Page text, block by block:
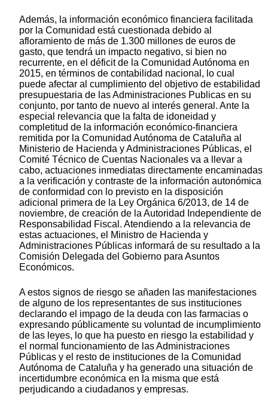
Además, la información económico financiera facilitada
por la Comunidad está cuestionada debido al
afloramiento de más de 1.300 millones de euros de
gasto, que tendrá un impacto negativo, si bien no
recurrente, en el déficit de la Comunidad Autónoma en
2015, en términos de contabilidad nacional, lo cual
puede afectar al cumplimiento del objetivo de estabilidad
presupuestaria de las Administraciones Publicas en su
conjunto, por tanto de nuevo al interés general. Ante la
especial relevancia que la falta de idoneidad y
completitud de la información económico-financiera
remitida por la Comunidad Autónoma de Cataluña al
Ministerio de Hacienda y Administraciones Públicas, el
Comité Técnico de Cuentas Nacionales va a llevar a
cabo, actuaciones inmediatas directamente encaminadas
a la verificación y contraste de la información autonómica
de conformidad con lo previsto en la disposición
adicional primera de la Ley Orgánica 6/2013, de 14 de
noviembre, de creación de la Autoridad Independiente de
Responsabilidad Fiscal. Atendiendo a la relevancia de
estas actuaciones, el Ministro de Hacienda y
Administraciones Públicas informará de su resultado a la
Comisión Delegada del Gobierno para Asuntos
Económicos.
A estos signos de riesgo se añaden las manifestaciones
de alguno de los representantes de sus instituciones
declarando el impago de la deuda con las farmacias o
expresando públicamente su voluntad de incumplimiento
de las leyes, lo que ha puesto en riesgo la estabilidad y
el normal funcionamiento de las Administraciones
Públicas y el resto de instituciones de la Comunidad
Autónoma de Cataluña y ha generado una situación de
incertidumbre económica en la misma que está
perjudicando a ciudadanos y empresas.